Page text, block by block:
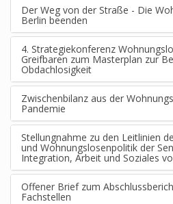
Der Weg von der Straße - Die
Berlin beenden
4. Strategiekonferenz
Greifbaren zum Masterplan zur
Obdachlosigkeit
Zwischenbilanz aus der
Pandemie
Stellungnahme zu den Leitlinien
und Wohnungslosenpolitik der
Integration, Arbeit und Soziales
Offener Brief zum
Fachstellen